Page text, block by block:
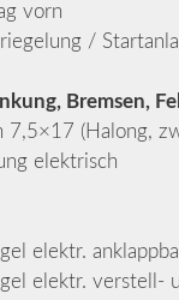
vorn
/
Bremsen,
7,5×17 (Halong,
elektrisch
elektr.
elektr. verstell-